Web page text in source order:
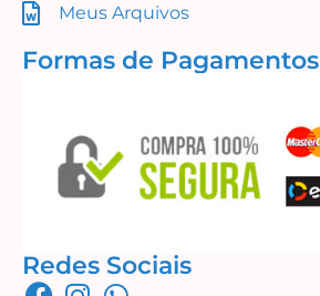
Meus Arquivos
Formas de Pagamentos
Redes Sociais